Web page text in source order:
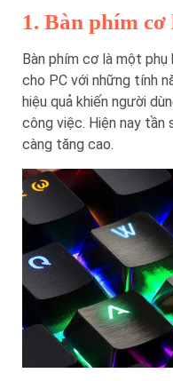
1. Bàn phím cơ
Bàn phím cơ là một
cho PC với những tính
hiệu quả khiến người
công việc. Hiện nay tần
càng tăng cao.